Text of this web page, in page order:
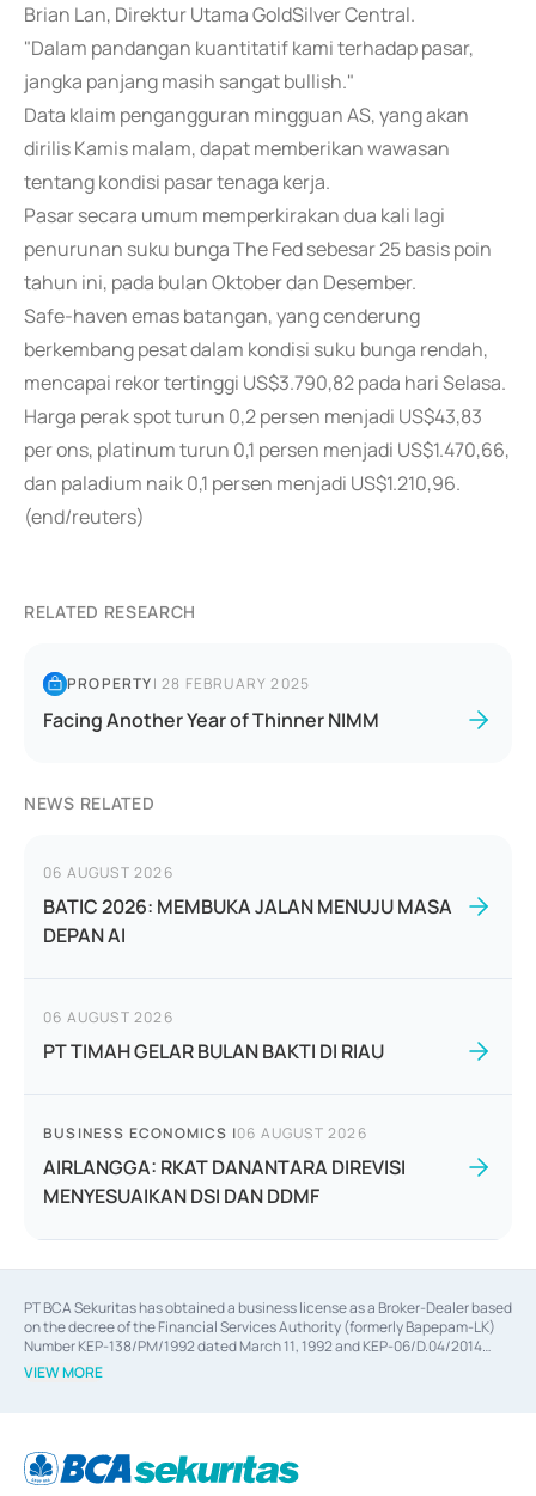
Brian Lan, Direktur Utama GoldSilver Central.
"Dalam pandangan kuantitatif kami terhadap pasar,
jangka panjang masih sangat bullish."
Data klaim pengangguran mingguan AS, yang akan
dirilis Kamis malam, dapat memberikan wawasan
tentang kondisi pasar tenaga kerja.
Pasar secara umum memperkirakan dua kali lagi
penurunan suku bunga The Fed sebesar 25 basis poin
tahun ini, pada bulan Oktober dan Desember.
Safe-haven emas batangan, yang cenderung
berkembang pesat dalam kondisi suku bunga rendah,
mencapai rekor tertinggi US$3.790,82 pada hari Selasa.
Harga perak spot turun 0,2 persen menjadi US$43,83
per ons, platinum turun 0,1 persen menjadi US$1.470,66,
dan paladium naik 0,1 persen menjadi US$1.210,96.
(end/reuters)
RELATED RESEARCH
PROPERTY|28 FEBRUARY 2025
Facing Another Year of Thinner NIMM
NEWS RELATED
06 AUGUST 2026
BATIC 2026: MEMBUKA JALAN MENUJU MASA
DEPAN AI
06 AUGUST 2026
PT TIMAH GELAR BULAN BAKTI DI RIAU
BUSINESS ECONOMICS |06 AUGUST 2026
AIRLANGGA: RKAT DANANTARA DIREVISI
MENYESUAIKAN DSI DAN DDMF
PT BCA Sekuritas has obtained a business license as a Broker-Dealer based
on the decree of the Financial Services Authority (formerly Bapepam-LK)
Number KEP-138/PM/1992 dated March 11, 1992 and KEP-06/D.04/2014
dated February 28, 2014, a business license as an Underwriter based on the
decree of the Financial Services Authority Number KEP-12/PM/PEE/1997
Financial Services Authority Number S-67/PM.21/2014 dated February 28,
2014, a business license as a provider of Advisory Services for mergers,
VIEW MORE